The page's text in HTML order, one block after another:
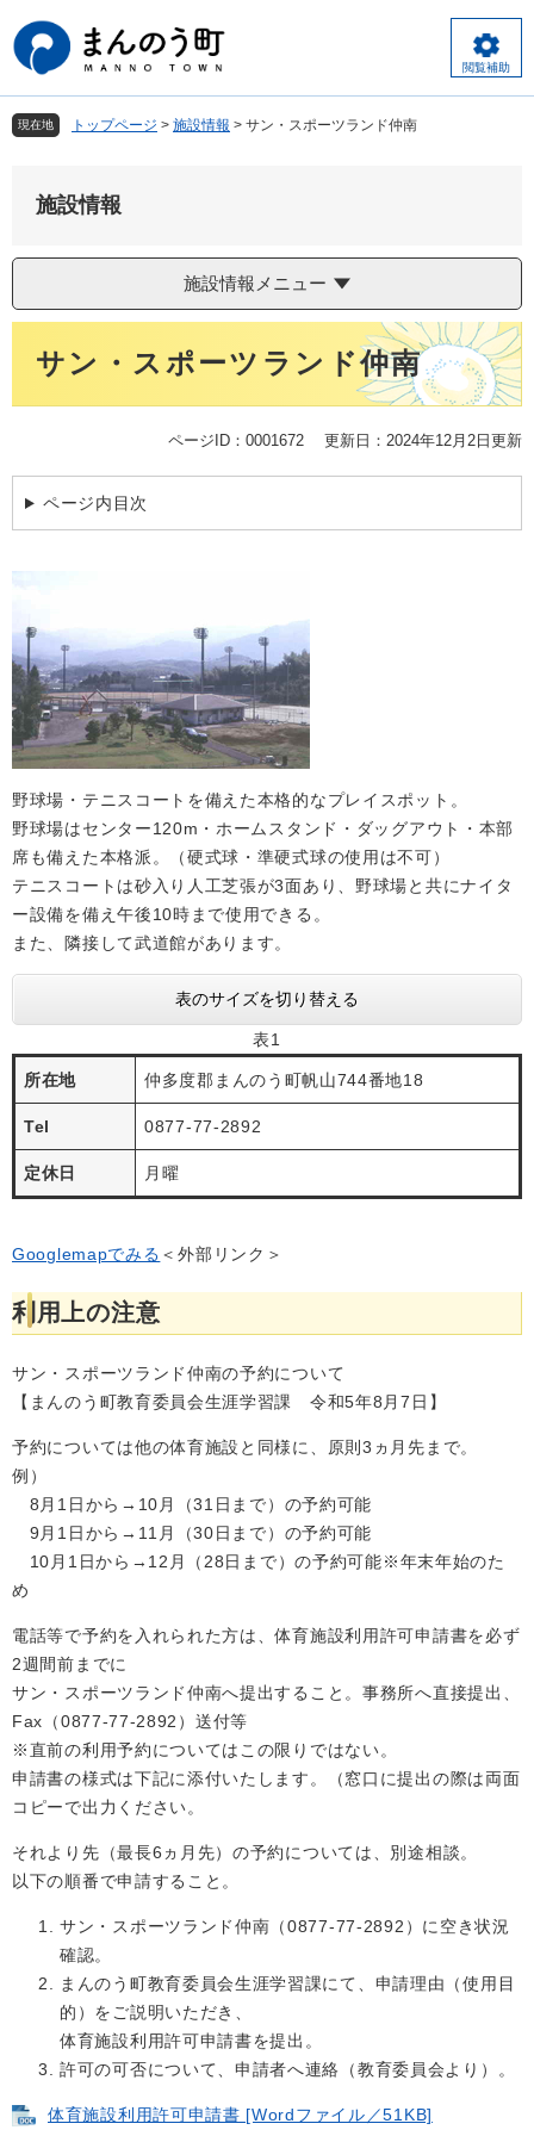
ー
ジ
先
頭
ニ
ュ
を
飛
文
閲覧補助
現在地 トップページ > 施設情報 > サン・スポーツランド仲南
施設情報
施設情報メニュー
サン・スポーツランド仲南
ページID：0001672 更新日：2024年12月2日更新
ページ内目次
野球場・テニスコートを備えた本格的なプレイスポット。
野球場はセンター120m・ホームスタンド・ダッグアウト・本部
席も備えた本格派。（硬式球・準硬式球の使用は不可）
テニスコートは砂入り人工芝張が3面あり、野球場と共にナイタ
ー設備を備え午後10時まで使用できる。
また、隣接して武道館があります。
表のサイズを切り替える
表1
所在地 仲多度郡まんのう町帆山744番地18
Tel 0877-77-2892
定休日 月曜
Googlemapでみる ＜外部リンク＞
利用上の注意
サン・スポーツランド仲南の予約について
【まんのう町教育委員会生涯学習課 令和5年8月7日】
予約については他の体育施設と同様に、原則3ヵ月先まで。
例）
8月1日から→10月（31日まで）の予約可能
9月1日から→11月（30日まで）の予約可能
10月1日から→12月（28日まで）の予約可能※年末年始のた
め
電話等で予約を入れられた方は、体育施設利用許可申請書を必ず
2週間前までに
サン・スポーツランド仲南へ提出すること。事務所へ直接提出、
Fax（0877-77-2892）送付等
※直前の利用予約についてはこの限りではない。
申請書の様式は下記に添付いたします。（窓口に提出の際は両面
コピーで出力ください。
それより先（最長6ヵ月先）の予約については、別途相談。
​以下の順番で申請すること。
サン・スポーツランド仲南（0877-77-2892）に空き状況
確認。
まんのう町教育委員会生涯学習課にて、申請理由（使用目
的）をご説明いただき、
体育施設利用許可申請書を提出。
許可の可否について、申請者へ連絡（教育委員会より）。
体育施設利用許可申請書 [Wordファイル／51KB]